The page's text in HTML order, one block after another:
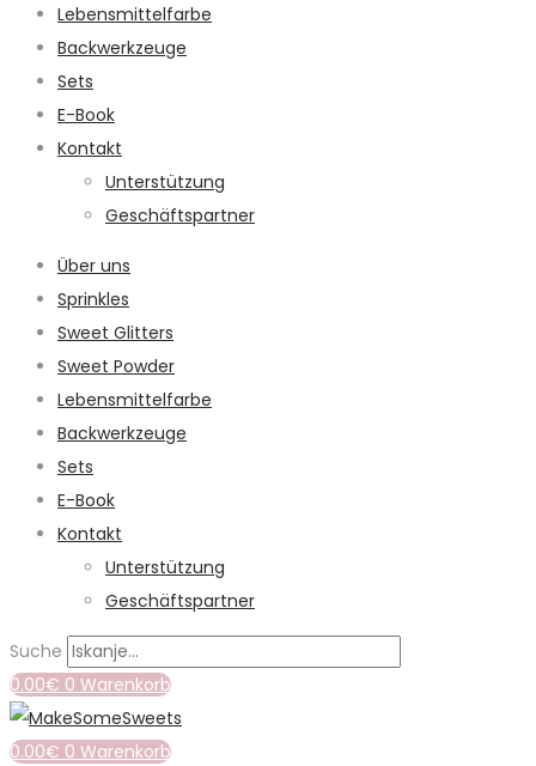
Lebensmittelfarbe
Backwerkzeuge
Sets
E-Book
Kontakt
Unterstützung
Geschäftspartner
Über uns
Sprinkles
Sweet Glitters
Sweet Powder
Lebensmittelfarbe
Backwerkzeuge
Sets
E-Book
Kontakt
Unterstützung
Geschäftspartner
Suche
0.00€ 0 Warenkorb
0.00€ 0 Warenkorb